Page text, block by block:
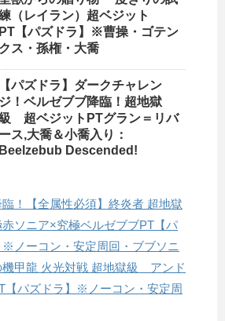
（レイラン）超ベジット
PT【パズドラ】※曹操・ゴテン
クス・孫権・大喬
【パズドラ】ダークチャレン
ジ！ベルゼブブ降臨！超地獄
超ベジットPTグラン＝リバ
ース,大喬＆小喬入り：
Beelzebub Descended!
臨！【全属性必須】終炎者 超地獄
ソニア×究極ベルゼブブPT【パ
※ノーコン・安定周回・ブブソニ
機甲龍 火光対戦 超地獄級 アンド
【パズドラ】※ノーコン・安定周